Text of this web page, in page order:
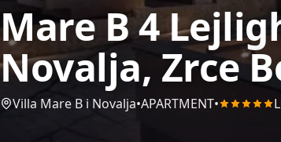
Mare B 4
Novalja, Zrce
Villa Mare B i Novalja•APARTMENT•